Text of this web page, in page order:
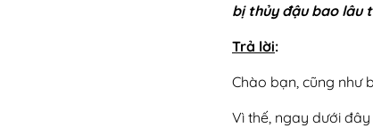
bị thủy đậu bao lâu
Trả lời:
Chào bạn, cũng như
Vì thế, ngay dưới